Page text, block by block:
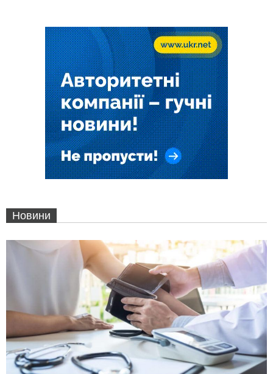
Новини